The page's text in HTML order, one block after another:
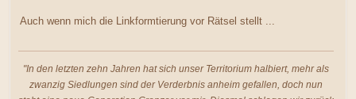
Auch wenn mich die Linkformtierung vor Rätsel stellt ...
"In den letzten zehn Jahren hat sich unser Territorium halbiert, mehr als
zwanzig Siedlungen sind der Verderbnis anheim gefallen, doch nun